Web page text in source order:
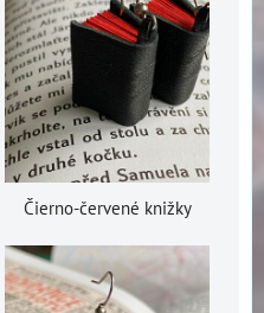
Čierno-červené knižky